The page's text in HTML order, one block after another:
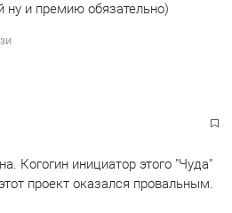
ну и премию обязательно)
Когогин инициатор этого "Чуда"
проект оказался провальным.